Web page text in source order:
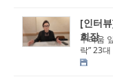
[인터
회장
두려움
락” 23
의 힘 핵